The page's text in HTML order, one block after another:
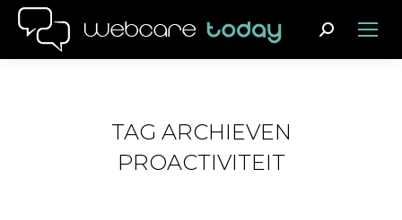
Search:
TAG ARCHIEVEN
PROACTIVITEIT